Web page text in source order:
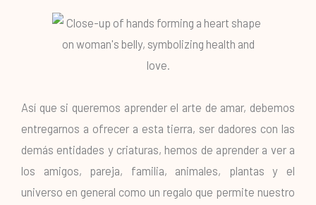
Así que si queremos aprender el arte de amar, debemos
entregarnos a ofrecer a esta tierra, ser dadores con las
demás entidades y criaturas, hemos de aprender a ver a
los amigos, pareja, familia, animales, plantas y el
universo en general como un regalo que permite nuestro